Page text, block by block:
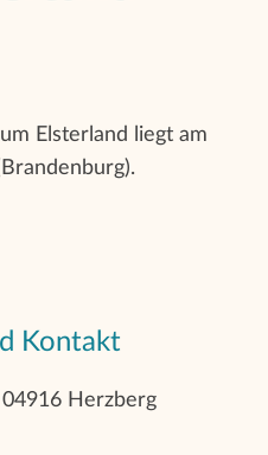
Elsterland liegt am
Kontakt
Herzberg